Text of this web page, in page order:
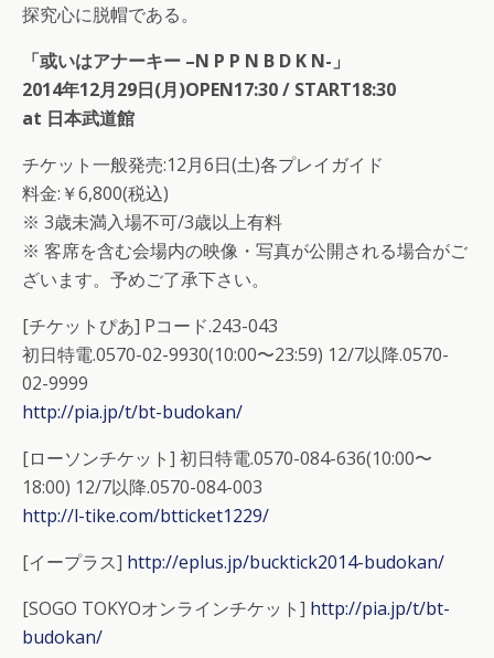
探究心に脱帽である。
「或いはアナーキー –N P P N B D K N-」
2014年12月29日(月)OPEN17:30 / START18:30
at 日本武道館
チケット一般発売:12月6日(土)各プレイガイド
料金:￥6,800(税込)
※ 3歳未満入場不可/3歳以上有料
※ 客席を含む会場内の映像・写真が公開される場合がご
ざいます。予めご了承下さい。
[チケットぴあ] Pコード.243-043
初日特電.0570-02-9930(10:00〜23:59) 12/7以降.0570-
02-9999
http://pia.jp/t/bt-budokan/
[ローソンチケット] 初日特電.0570-084-636(10:00〜
18:00) 12/7以降.0570-084-003
http://l-tike.com/btticket1229/
[イープラス] http://eplus.jp/bucktick2014-budokan/
[SOGO TOKYOオンラインチケット] http://pia.jp/t/bt-
budokan/